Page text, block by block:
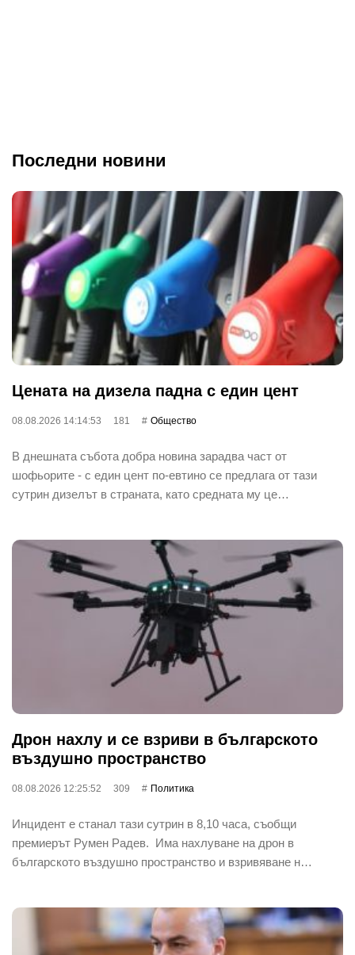
Последни новини
Цената на дизела падна с един цент
08.08.2026 14:14:53 181 Общество
В днешната събота добра новина зарадва част от
шофьорите - с един цент по-евтино се предлага от тази
сутрин дизелът в страната, като средната му це…
Дрон нахлу и се взриви в българското
въздушно пространство
08.08.2026 12:25:52 309 Политика
Инцидент е станал тази сутрин в 8,10 часа, съобщи
премиерът Румен Радев. Има нахлуване на дрон в
българското въздушно пространство и взривяване н…